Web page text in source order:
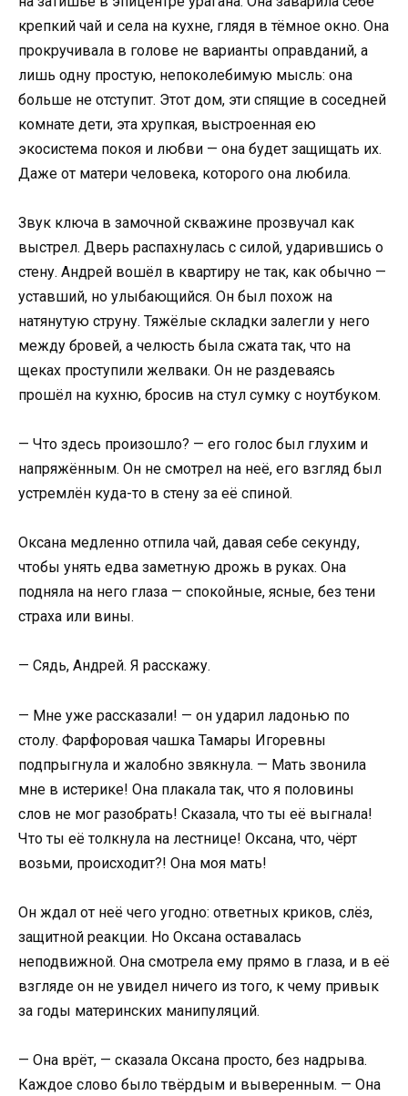
крепкий чай и села на кухне, глядя в тёмное окно. Она
прокручивала в голове не варианты оправданий, а
лишь одну простую, непоколебимую мысль: она
больше не отступит. Этот дом, эти спящие в соседней
комнате дети, эта хрупкая, выстроенная ею
экосистема покоя и любви — она будет защищать их.
Даже от матери человека, которого она любила.
Звук ключа в замочной скважине прозвучал как
выстрел. Дверь распахнулась с силой, ударившись о
стену. Андрей вошёл в квартиру не так, как обычно —
уставший, но улыбающийся. Он был похож на
натянутую струну. Тяжёлые складки залегли у него
между бровей, а челюсть была сжата так, что на
щеках проступили желваки. Он не раздеваясь
прошёл на кухню, бросив на стул сумку с ноутбуком.
— Что здесь произошло? — его голос был глухим и
напряжённым. Он не смотрел на неё, его взгляд был
устремлён куда-то в стену за её спиной.
Оксана медленно отпила чай, давая себе секунду,
чтобы унять едва заметную дрожь в руках. Она
подняла на него глаза — спокойные, ясные, без тени
страха или вины.
— Сядь, Андрей. Я расскажу.
— Мне уже рассказали! — он ударил ладонью по
столу. Фарфоровая чашка Тамары Игоревны
подпрыгнула и жалобно звякнула. — Мать звонила
мне в истерике! Она плакала так, что я половины
слов не мог разобрать! Сказала, что ты её выгнала!
Что ты её толкнула на лестнице! Оксана, что, чёрт
возьми, происходит?! Она моя мать!
Он ждал от неё чего угодно: ответных криков, слёз,
защитной реакции. Но Оксана оставалась
неподвижной. Она смотрела ему прямо в глаза, и в её
взгляде он не увидел ничего из того, к чему привык
за годы материнских манипуляций.
— Она врёт, — сказала Оксана просто, без надрыва.
Каждое слово было твёрдым и выверенным. — Она